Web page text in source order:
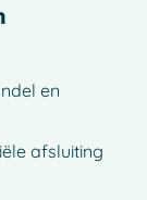
en
afsluiting